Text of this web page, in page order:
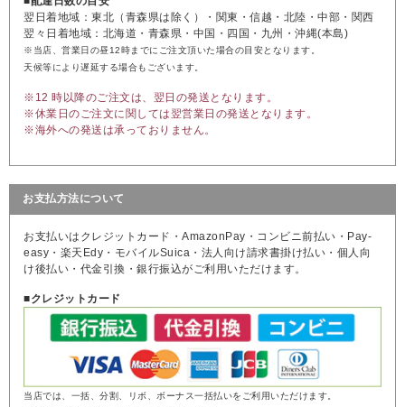
翌日着地域：東北（青森県は除く）・関東・信越・北陸・中部・関西
翌々日着地域：北海道・青森県・中国・四国・九州・沖縄(本島)
※当店、営業日の昼12時までにご注文頂いた場合の目安となります。
天候等により遅延する場合もございます。
※12 時以降のご注文は、翌日の発送となります。
※休業日のご注文に関しては翌営業日の発送となります。
※海外への発送は承っておりません。
お支払方法について
お支払いはクレジットカード・AmazonPay・コンビニ前払い・Pay-
easy・楽天Edy・モバイルSuica・法人向け請求書掛け払い・個人向
け後払い・代金引換・銀行振込がご利用いただけます。
■クレジットカード
当店では、一括、分割、リボ、ボーナス一括払いをご利用いただけます。